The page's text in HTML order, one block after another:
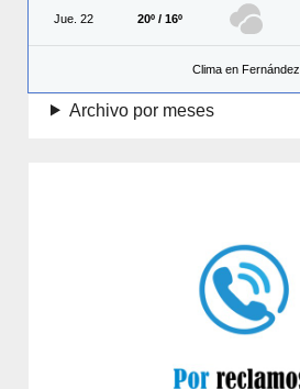
Jue. 22 20º / 16º
Clima en Fernández
Archivo por meses